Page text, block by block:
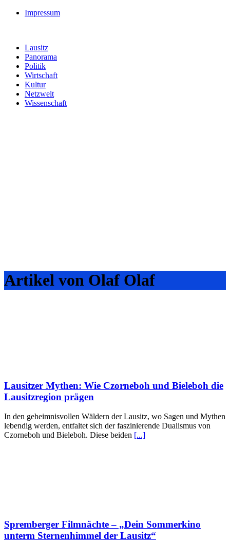
Impressum
Lausitz
Panorama
Politik
Wirtschaft
Kultur
Netzwelt
Wissenschaft
Artikel von Olaf Olaf
Lausitzer Mythen: Wie Czorneboh und Bieleboh die
Lausitzregion prägen
In den geheimnisvollen Wäldern der Lausitz, wo Sagen und Mythen
lebendig werden, entfaltet sich der faszinierende Dualismus von
Czorneboh und Bieleboh. Diese beiden [...]
Spremberger Filmnächte – „Dein Sommerkino
unterm Sternenhimmel der Lausitz“